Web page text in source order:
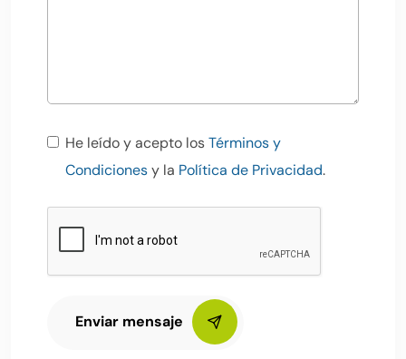
He leído y acepto losTérminos y
Condicionesy la Política de Privacidad.
Enviar mensaje